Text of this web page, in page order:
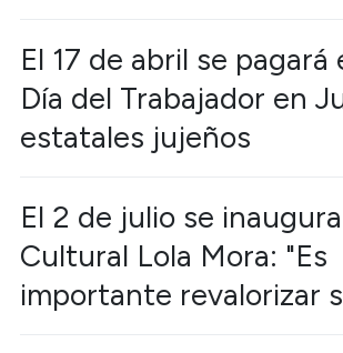
El 17 de abril se pagará
Día del Trabajador en
estatales jujeños
El 2 de julio se
Cultural Lola Mora: "Es
importante revalorizar